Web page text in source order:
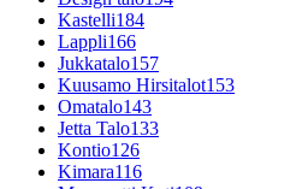
Kastelli184
Lappli166
Jukkatalo157
Kuusamo Hirsitalot153
Omatalo143
Jetta Talo133
Kontio126
Kimara116